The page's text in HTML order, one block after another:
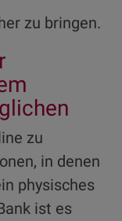
zu bringen.
zu
in denen
physisches
ist es